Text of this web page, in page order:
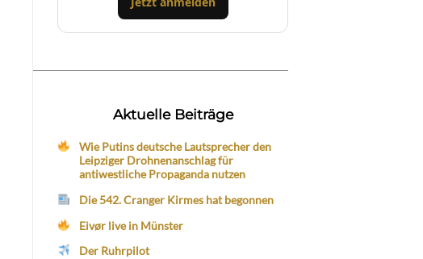
Aktuelle Beiträge
Wie Putins deutsche Lautsprecher den
Leipziger Drohnenanschlag für
antiwestliche Propaganda nutzen
Die 542. Cranger Kirmes hat begonnen
Eivør live in Münster
Der Ruhrpilot